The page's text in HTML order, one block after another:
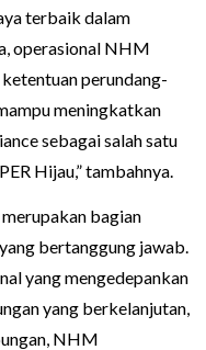
terbaik dalam
operasional NHM
perundang-
meningkatkan
sebagai salah satu
Hijau,” tambahnya.
bagian
bertanggung jawab.
yang mengedepankan
yang berkelanjutan,
NHM